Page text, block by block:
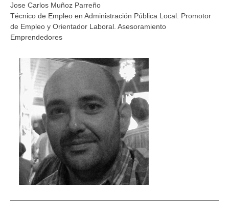
Jose Carlos Muñoz Parreño
Técnico de Empleo en Administración Pública Local. Promotor
de Empleo y Orientador Laboral. Asesoramiento
Emprendedores